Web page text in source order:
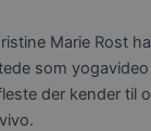
Marie Rost
som
der kender til